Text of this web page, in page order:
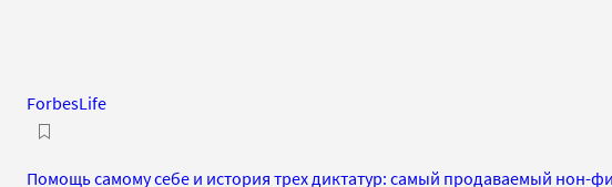
ForbesLife
Помощь самому себе и история трех диктатур: самый продаваемый нон-